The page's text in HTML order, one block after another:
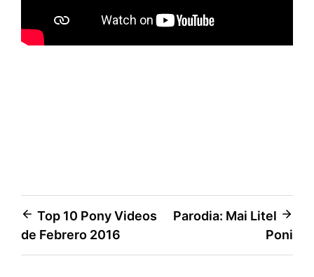
Navegación
de
Top 10 Pony Videos
de Febrero 2016
Parodia: Mai Litel
Poni